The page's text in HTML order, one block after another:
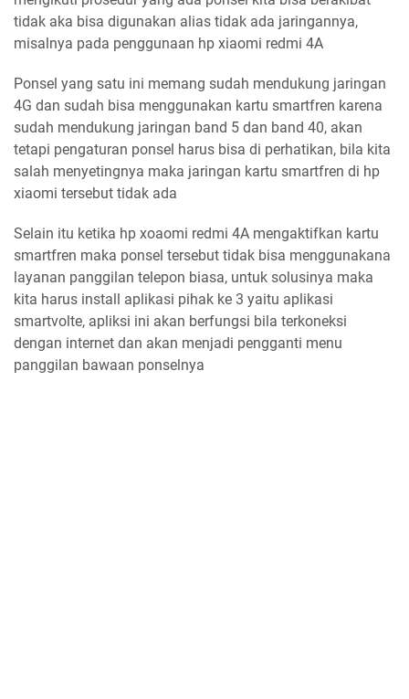
tidak aka bisa digunakan alias tidak ada jaringannya,
misalnya pada penggunaan hp xiaomi redmi 4A
Ponsel yang satu ini memang sudah mendukung jaringan
4G dan sudah bisa menggunakan kartu smartfren karena
sudah mendukung jaringan band 5 dan band 40, akan
tetapi pengaturan ponsel harus bisa di perhatikan, bila kita
salah menyetingnya maka jaringan kartu smartfren di hp
xiaomi tersebut tidak ada
Selain itu ketika hp xoaomi redmi 4A mengaktifkan kartu
smartfren maka ponsel tersebut tidak bisa menggunakana
layanan panggilan telepon biasa, untuk solusinya maka
kita harus install aplikasi pihak ke 3 yaitu aplikasi
smartvolte, apliksi ini akan berfungsi bila terkoneksi
dengan internet dan akan menjadi pengganti menu
panggilan bawaan ponselnya